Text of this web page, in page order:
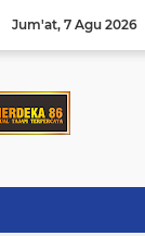
Jum'at 7 Agu 2026